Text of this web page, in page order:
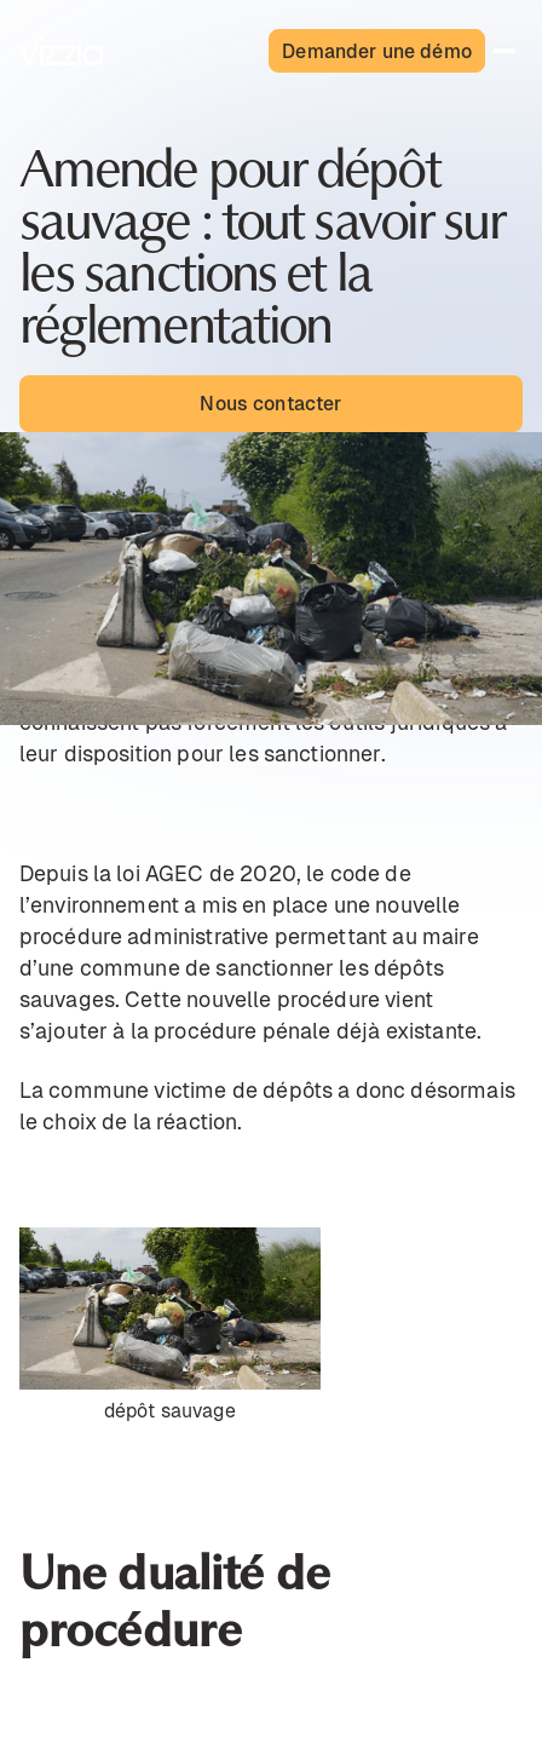
Demander une démo
Amende pour dépôt
sauvage : tout savoir sur
les sanctions et la
réglementation
Nous contacter
Pourquoi lesdépôts sauvagessont-ils illégaux?
Qu’est ce qui les interdit? Quelles sont les
sanctions? Les collectivités sont souvent
démunies face aux dépôts sauvages et ne
connaissent pas forcément les outils juridiques à
leur disposition pour les sanctionner.
Depuis la loi AGEC de 2020, le code de
l’environnement a mis en place une nouvelle
procédure administrative permettant au maire
d’une commune de sanctionner les dépôts
sauvages. Cette nouvelle procédure vient
s’ajouter à la procédure pénale déjà existante.
La commune victime de dépôts a donc désormais
le choix de la réaction.
dépôt sauvage
Une dualité de
procédure